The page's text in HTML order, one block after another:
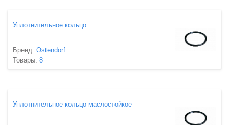
Уплотнительное кольцо
Бренд: Ostendorf
Товары: 8
Уплотнительное кольцо маслостойкое